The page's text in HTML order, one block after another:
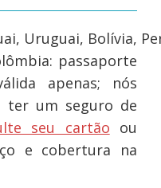
Uruguai, Bolívia,
passaporte
apenas; nós
ter um seguro de
seu cartão ou
e cobertura na